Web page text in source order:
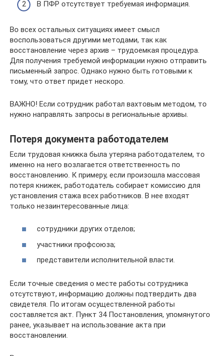
В ПФР отсутствует требуемая информация.
Во всех остальных ситуациях имеет смысл
воспользоваться другими методами, так как
восстановление через архив – трудоемкая процедура.
Для получения требуемой информации нужно отправить
письменный запрос. Однако нужно быть готовыми к
тому, что ответ придет нескоро.
ВАЖНО! Если сотрудник работал вахтовым методом, то
нужно направлять запросы в региональные архивы.
Потеря документа работодателем
Если трудовая книжка была утеряна работодателем, то
именно на него возлагается ответственность по
восстановлению. К примеру, если произошла массовая
потеря книжек, работодатель собирает комиссию для
установления стажа всех работников. В нее входят
только незаинтересованные лица:
сотрудники других отделов;
участники профсоюза;
представители исполнительной власти.
Если точные сведения о месте работы сотрудника
отсутствуют, информацию должны подтвердить два
свидетеля. По итогам осуществленной работы
составляется акт. Пункт 34 Постановления, упомянутого
ранее, указывает на использование акта при
восстановлении.